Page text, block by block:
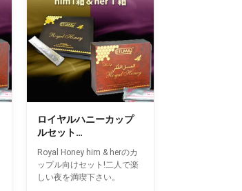
ロイヤルハニーカップ
ルセット
RoyalHoneyhim&her
Royal Honey him & herのカ
ップル向けセット!二人で楽
しい夜を満喫下さい。